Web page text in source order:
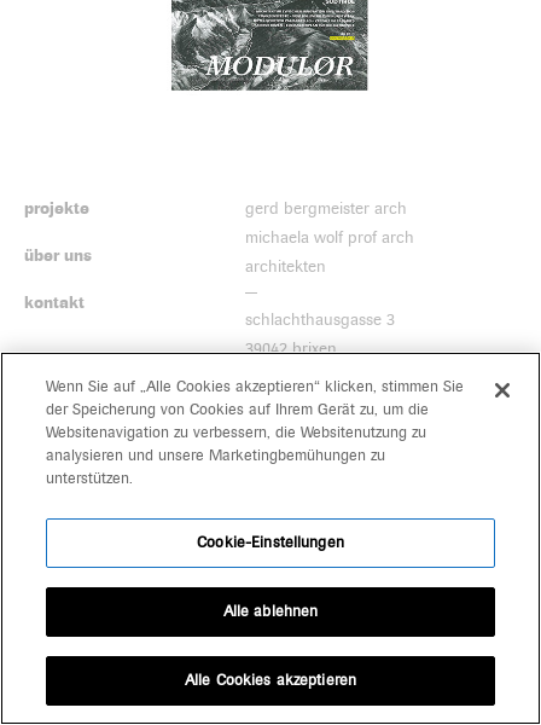
projekte
über uns
kontakt
gerd bergmeister arch
michaela wolf prof arch
architekten
schlachthausgasse 3
39042 brixen
+39 0472 80 11 29
office@bergmeisterwolf.it
Wenn Sie auf „Alle Cookies akzeptieren“ klicken, stimmen Sie
der Speicherung von Cookies auf Ihrem Gerät zu, um die
Websitenavigation zu verbessern, die Websitenutzung zu
analysieren und unsere Marketingbemühungen zu
unterstützen.
Cookie-Einstellungen
Alle ablehnen
Alle Cookies akzeptieren